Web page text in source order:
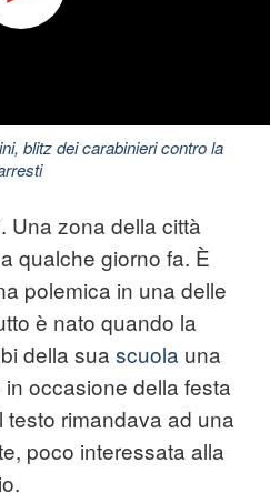
blitz dei carabinieri contro la
Una zona della città
qualche giorno fa. È
polemica in una delle
è nato quando la
della sua scuola una
occasione della festa
testo rimandava ad una
poco interessata alla